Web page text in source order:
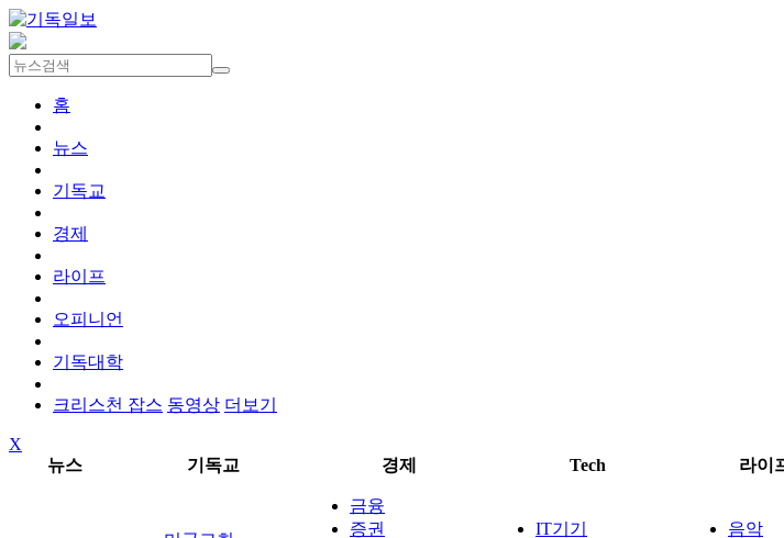
홈
뉴스
기독교
경제
라이프
오피니언
기독대학
크리스천 잡스 동영상 더보기
X
뉴스
기독교 경제 Tech 라이
금융
증권
IT기기
음악